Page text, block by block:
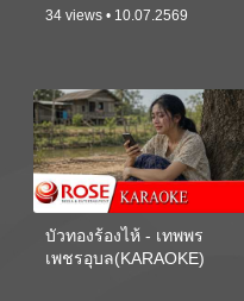
34 views • 10.07.2569
บัวทองร้องไห้ - เทพพร
เพชรอุบล(KARAOKE)